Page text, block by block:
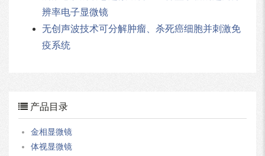
辨率电子显微镜
无创声波技术可分解肿瘤、杀死癌细胞并刺激免
疫系统
产品目录
金相显微镜
体视显微镜